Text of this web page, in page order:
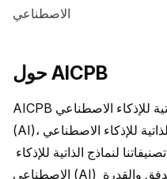
الاصطناعي
حول AICPB
AICPB هو المعيار العالمي للتصنيفات الذاتية للإذكاء الاصطناعي
(AI)، تصنيفاتنا لأمنتجات الذاتية للإذكاء الاصطناعي (AI) حسب
الاصطناعي (AI) حسب السعر والتأخير والتدفق والقدرة